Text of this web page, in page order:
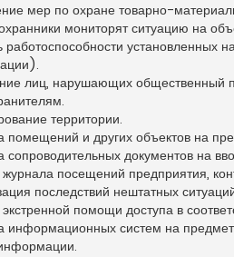
мер по охране товарно-
мониторят ситуацию на
работоспособности установленных
лиц, нарушающих общественный
территории.
помещений и других объектов на
сопроводительных документов на
посещений предприятия,
последствий нештатных
помощи доступа в
информационных систем на